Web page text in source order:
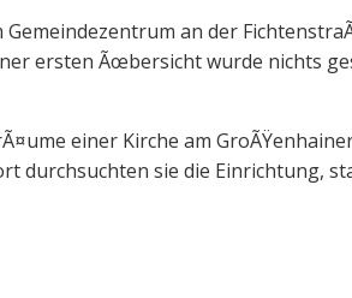
an der
ersten Ãœbersicht wurde nichts
einer Kirche am
durchsuchten sie die Einrichtung,